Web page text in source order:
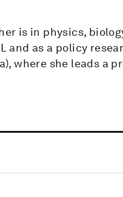
is in physics,
and as a policy
where she leads a